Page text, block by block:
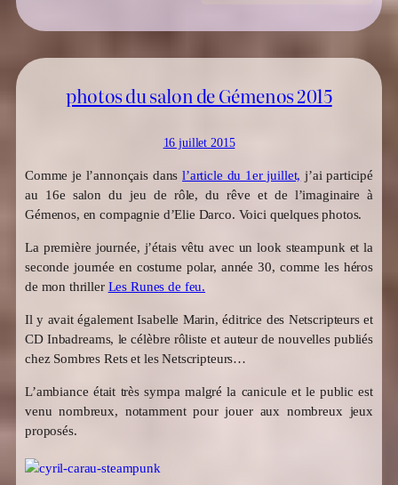
photos du salon de Gémenos 2015
16 juillet 2015
Comme je l’annonçais dansl’article du 1er juillet, j’ai participé
au 16e salon du jeu de rôle, du rêve et de l’imaginaire à
Gémenos, en compagnie d’Elie Darco. Voici quelques photos.
La première journée, j’étais vêtu avec un look steampunk et la
seconde journée en costume polar, année 30, comme les héros
de mon thriller Les Runes de feu.
Il y avait également Isabelle Marin, éditrice des Netscripteurs et
CD Inbadreams, le célèbre rôliste et auteur de nouvelles publiés
chez Sombres Rets et les Netscripteurs…
L’ambiance était très sympa malgré la canicule et le public est
venu nombreux, notamment pour jouer aux nombreux jeux
proposés.